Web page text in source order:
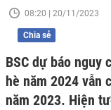
08:20 | 20/11/2023
Chia sẻ
BSC dự báo nguy
hè năm 2024 vẫn
năm 2023. Hiện